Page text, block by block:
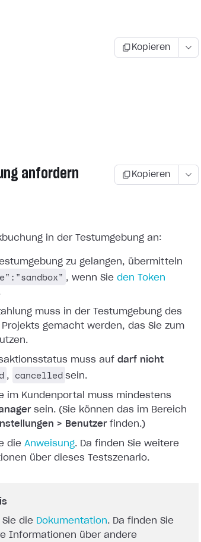
Kopieren
anfordern Kopieren
in der Testumgebung an:
zu gelangen, übermitteln
, wenn Sie den Token
muss in der Testumgebung des
gemacht werden, das Sie zum
muss auf darf nicht
, cancelled sein.
im Kundenportal muss mindestens
sein. (Sie können das im Bereich
> Benutzerfinden.)
die Anweisung. Da finden Sie weitere
über dieses Testszenario.
Sie die Dokumentation. Da finden Sie
Informationen über andere